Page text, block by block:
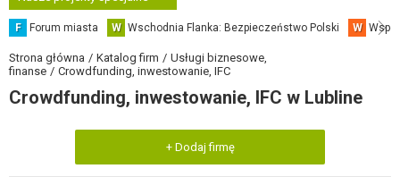
F Forum miasta W Wschodnia Flanka: Bezpieczeństwo Polski W
Strona główna Katalog firm
Usługi biznesowe,
finanse
Crowdfunding, inwestowanie, IFC
Crowdfunding, inwestowanie, IFC w Lubline
+ Dodaj firmę